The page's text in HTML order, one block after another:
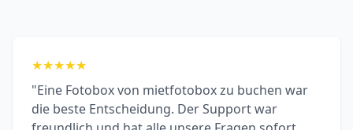
★★★★★
"Eine Fotobox von mietfotobox zu buchen war
die beste Entscheidung. Der Support war